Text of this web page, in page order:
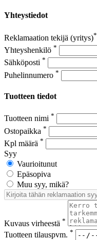
Yhteystiedot
Reklamaation tekijä (yritys)*
Yhteyshenkilö *
Sähköposti *
Puhelinnumero *
Tuotteen tiedot
Tuotteen nimi *
Ostopaikka *
Kpl määrä *
Syy
Vaurioitunut
Epäsopiva
Muu syy, mikä?
Kuvaus virheestä *
Tuotteen tilauspvm. *